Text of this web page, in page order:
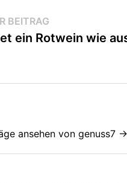
BEITRAG
Beitrag:
ein Rotwein wie
ansehen von genuss7 →